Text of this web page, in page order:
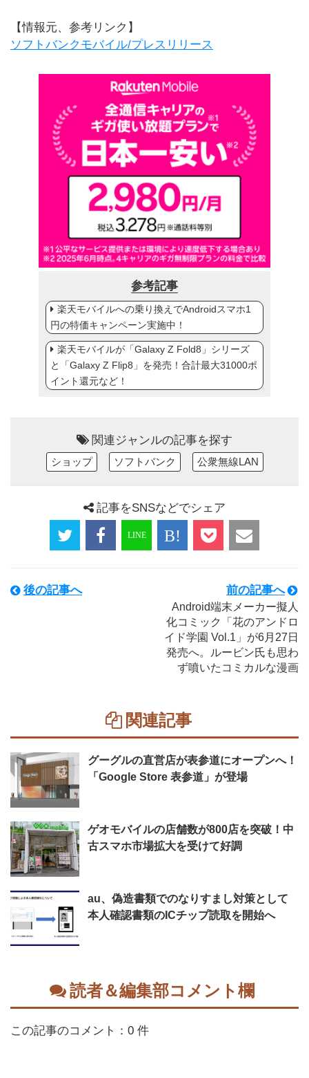
【情報元、参考リンク】
ソフトバンクモバイル/プレスリリース
参考記事
楽天モバイルへの乗り換えでAndroidスマホ1
円の特価キャンペーン実施中！
楽天モバイルが「Galaxy Z Fold8」シリーズ
と「Galaxy Z Flip8」を発売！合計最大31000ポ
イント還元など！
関連ジャンルの記事を探す
ショップ ソフトバンク 公衆無線LAN
記事をSNSなどでシェア
後の記事へ 前の記事へ
Android端末メーカー擬人
化コミック「花のアンドロ
イド学園 Vol.1」が6月27日
発売へ。ルービン氏も思わ
ず噴いたコミカルな漫画
関連記事
グーグルの直営店が表参道にオープンへ！
「Google Store 表参道」が登場
ゲオモバイルの店舗数が800店を突破！中
古スマホ市場拡大を受けて好調
au、偽造書類でのなりすまし対策として
本人確認書類のICチップ読取を開始へ
読者＆編集部コメント欄
この記事のコメント：0 件